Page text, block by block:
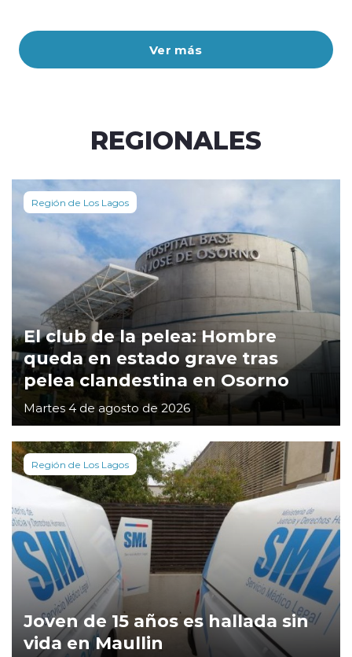
Ver más
REGIONALES
Región de Los Lagos
El club de la pelea: Hombre
queda en estado grave tras
pelea clandestina en Osorno
Martes 4 de agosto de 2026
Región de Los Lagos
Joven de 15 años es hallada sin
vida en Maullin